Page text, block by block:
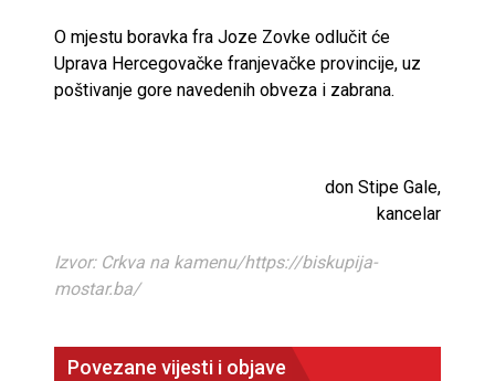
O mjestu boravka fra Joze Zovke odlučit će
Uprava Hercegovačke franjevačke provincije, uz
poštivanje gore navedenih obveza i zabrana.
don Stipe Gale,
kancelar
Izvor: Crkva na kamenu/https://biskupija-
mostar.ba/
Povezane vijesti i objave